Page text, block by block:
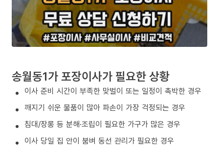
송월동1가 포장이사가 필요한 상황
이사 준비 시간이 부족한 맞벌이 또는 일정이 촉박한 경우
깨지기 쉬운 물품이 많아 파손이 가장 걱정되는 경우
침대/장롱 등 분해·조립이 필요한 가구가 많은 경우
이사 당일 집 안이 붐벼 동선 관리가 필요한 경우